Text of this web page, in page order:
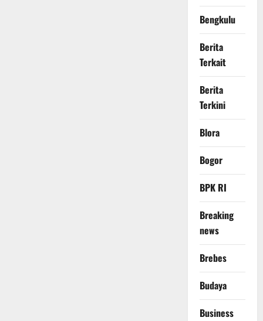
Bengkulu
Berita
Terkait
Berita
Terkini
Blora
Bogor
BPK RI
Breaking
news
Brebes
Budaya
Business